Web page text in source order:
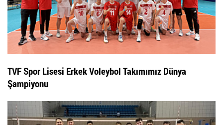
TVF Spor Lisesi Erkek Voleybol Takımımız Dünya
Şampiyonu